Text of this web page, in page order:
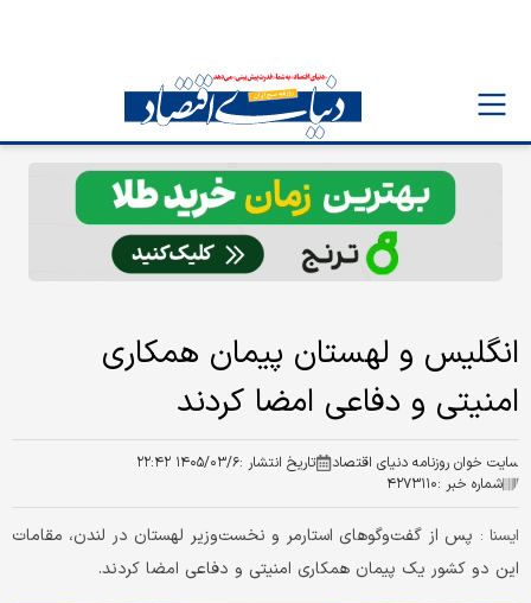
انگلیس و لهستان پیمان همکاری
امنیتی و دفاعی امضا کردند
سایت خوان روزنامه دنیای اقتصاد تاریخ انتشار :۱۴۰۵/۰۳/۶ ۲۲:۴۲
شماره خبر :۴۲۷۳۱۱۰
ايسنا : پس از گفت‌وگوهای استارمر و نخست‌وزیر لهستان در لندن، مقامات
این دو کشور یک پیمان همکاری امنیتی و دفاعی امضا کردند.